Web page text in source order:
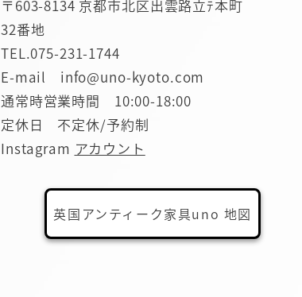
〒603-8134 京都市北区出雲路立ﾃ本町
32番地
TEL.075-231-1744
E-mail info@uno-kyoto.com
通常時営業時間 10:00-18:00
定休日 不定休/予約制
Instagram アカウント
英国アンティーク家具uno 地図